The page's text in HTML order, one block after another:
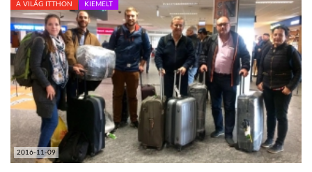
2016-11-09
A VILÁG ITTHON KIEMELT